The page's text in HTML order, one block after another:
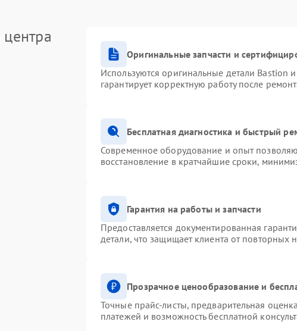
посетить центр лично. Специалисты проконсультируют и
Оригинальные запчасти и
Используются оригинальные детали
гарантирует корректную работу после
Бесплатная диагностика и быстрый
Современное оборудование и опыт
восстановление в кратчайшие сроки,
Гарантия на работы и запчасти
Предоставляется документированная
детали, что защищает клиента от повторных
Прозрачное ценообразование и
Точные прайс-листы, предварительная
платежей и возможность бесплатной